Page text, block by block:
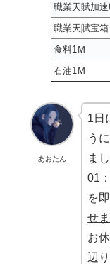
職業天賦加速
職業天賦宝箱
食料1Ｍ
石油1Ｍ
あおたん
1日
う
ま
01
を
せ
お
辺